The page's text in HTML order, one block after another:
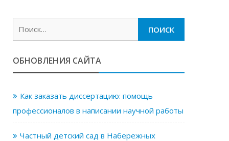
ОБНОВЛЕНИЯ САЙТА
Как заказать диссертацию: помощь
профессионалов в написании научной работы
Частный детский сад в Набережных